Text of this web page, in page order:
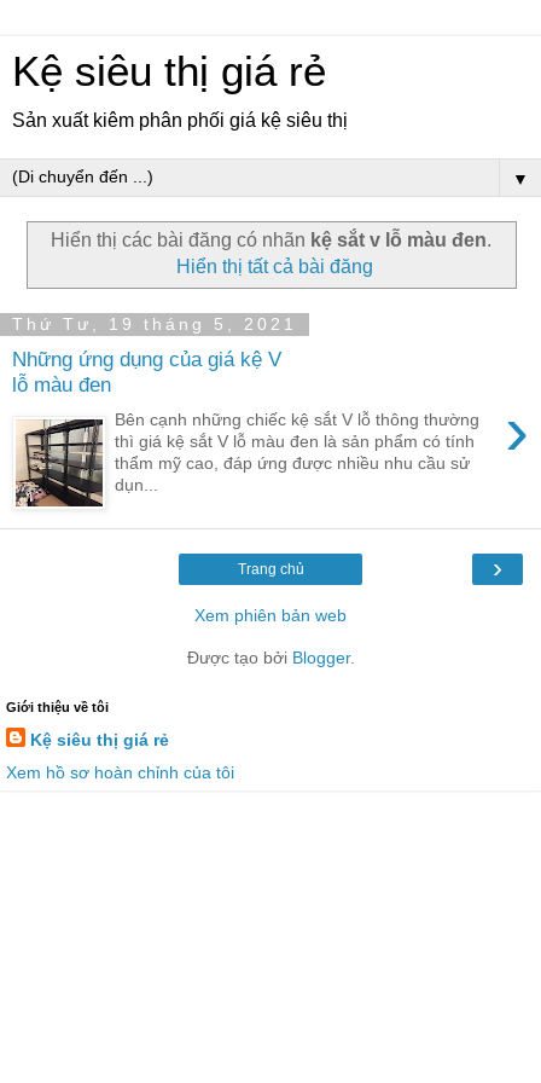
Kệ siêu thị giá rẻ
Sản xuất kiêm phân phối giá kệ siêu thị
▼
Hiển thị các bài đăng có nhãn kệ sắt v lỗ màu đen.
Hiển thị tất cả bài đăng
Thứ Tư, 19 tháng 5, 2021
Những ứng dụng của giá kệ V
lỗ màu đen
›
Bên cạnh những chiếc kệ sắt V lỗ thông thường
thì giá kệ sắt V lỗ màu đen là sản phẩm có tính
thẩm mỹ cao, đáp ứng được nhiều nhu cầu sử
dụn...
›
Trang chủ
Xem phiên bản web
Được tạo bởi Blogger.
Giới thiệu về tôi
Kệ siêu thị giá rẻ
Xem hồ sơ hoàn chỉnh của tôi